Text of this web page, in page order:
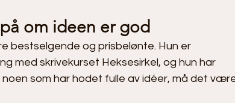
om ideen er god
bestselgende og prisbelønte. Hun er
med skrivekurset Heksesirkel, og hun har
som har hodet fulle av idéer, må det